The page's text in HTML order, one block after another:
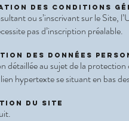
des Conditions
ou s’inscrivant sur le Site,
pas d’inscription préalable.
des données
détaillée au sujet de la
hypertexte se situant en bas
du Site